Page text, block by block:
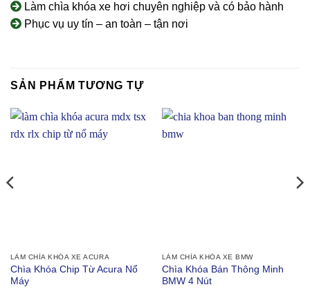
Làm chìa khóa xe hơi chuyên nghiệp và có bảo hành
Phục vụ uy tín – an toàn – tận nơi
SẢN PHẨM TƯƠNG TỰ
LÀM CHÌA KHÓA XE ACURA
Chìa Khóa Chip Từ Acura Nổ
Máy
LÀM CHÌA KHÓA XE BMW
Chìa Khóa Bán Thông Minh
BMW 4 Nút